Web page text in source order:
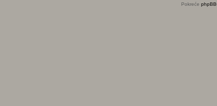
Pokreće phpBB